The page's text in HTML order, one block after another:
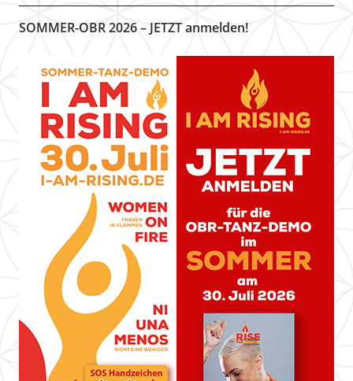
SOMMER-OBR 2026 – JETZT anmelden!